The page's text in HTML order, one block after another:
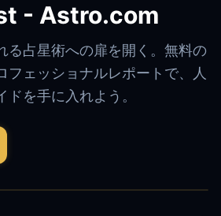
- Astro.com
る占星術への扉を開く。無料の
フェッショナルレポートで、人
を手に入れよう。